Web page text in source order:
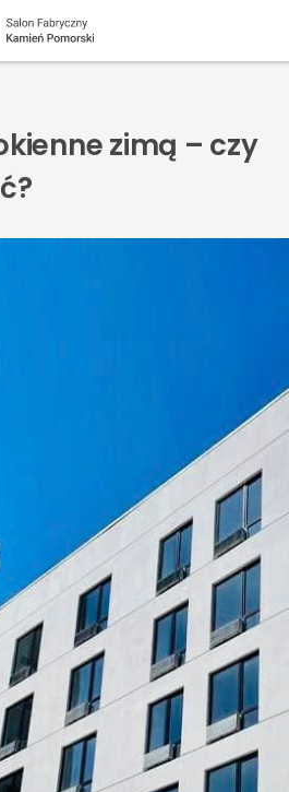
zimą – czy